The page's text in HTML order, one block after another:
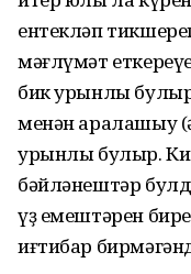
ентекләп
мәғлүмәт
бик урынлы
менән аралашыу
урынлы булыр.
бәйләнештәр
үҙ емештәрен
иғтибар